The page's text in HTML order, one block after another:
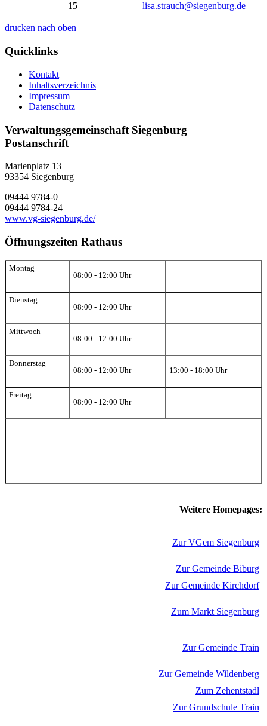
15
lisa.strauch@siegenburg.de
drucken nach oben
Quicklinks
Kontakt
Inhaltsverzeichnis
Impressum
Datenschutz
Verwaltungsgemeinschaft Siegenburg
Postanschrift
Marienplatz 13
93354 Siegenburg
09444 9784-0
09444 9784-24
www.vg-siegenburg.de/
Öffnungszeiten Rathaus
Montag
08:00 - 12:00 Uhr
Dienstag
08:00 - 12:00 Uhr
Mittwoch
08:00 - 12:00 Uhr
Donnerstag
08:00 - 12:00 Uhr
13:00 - 18:00 Uhr
Freitag
08:00 - 12:00 Uhr
Weitere Homepages:
Zur VGem Siegenburg
Zur Gemeinde Biburg
Zur Gemeinde Kirchdorf
Zum Markt Siegenburg
Zur Gemeinde Train
Zur Gemeinde Wildenberg
Zum Zehentstadl
Zur Grundschule Train